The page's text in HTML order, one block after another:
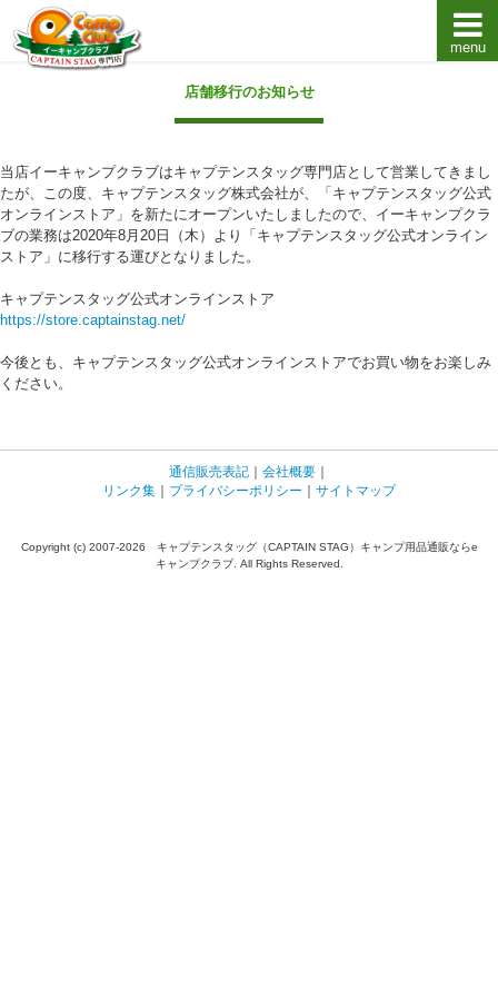
キャプテンスタッグキャンプ用品通販店【eキャンプ
menu
店舗移行のお知らせ
当店イーキャンプクラブはキャプテンスタッグ専門店として営業してきまし
たが、この度、キャプテンスタッグ株式会社が、「キャプテンスタッグ公式
オンラインストア」を新たにオープンいたしましたので、イーキャンプクラ
ブの業務は2020年8月20日（木）より「キャプテンスタッグ公式オンライン
ストア」に移行する運びとなりました。
キャプテンスタッグ公式オンラインストア
https://store.captainstag.net/
今後とも、キャプテンスタッグ公式オンラインストアでお買い物をお楽しみ
ください。
通信販売表記 ｜ 会社概要 ｜
リンク集 ｜ プライバシーポリシー ｜ サイトマップ
Copyright (c) 2007-2026 キャプテンスタッグ（CAPTAIN STAG）キャンプ用品通販ならe
キャンプクラブ. All Rights Reserved.